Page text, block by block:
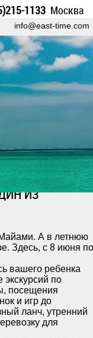
1133 Москва
info@east-time.com
ИЗ
Майами. А в летнюю
Здесь, с 8 июня по
вашего ребенка
по
посещения
и игр до
ланч, утренний
для